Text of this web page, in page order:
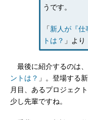
うです。
「新人が『仕
トは？ 」より
最後に紹介するのは
ントは？ 」。登場する
月目、あるプロジェク
少し先輩ですね。